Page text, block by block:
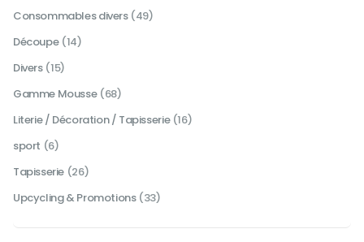
du
Consommables divers (49)
Découpe (14)
Divers (15)
Gamme Mousse (68)
Literie / Décoration / Tapisserie (16)
sport (6)
Tapisserie (26)
Upcycling & Promotions (33)